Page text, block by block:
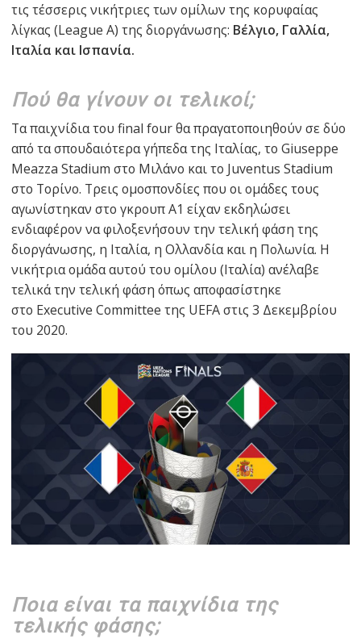
τις τέσσερις νικήτριες των ομίλων της κορυφαίας
λίγκας (League A) της διοργάνωσης: Βέλγιο, Γαλλία,
Ιταλία και Ισπανία.
Πού θα γίνουν οι τελικοί;
Τα παιχνίδια του final four θα πραγατοποιηθούν σε δύο
από τα σπουδαιότερα γήπεδα της Ιταλίας, το Giuseppe
Meazza Stadium στο Μιλάνο και το Juventus Stadium
στο Τορίνο. Τρεις ομοσπονδίες που οι ομάδες τους
αγωνίστηκαν στο γκρουπ A1 είχαν εκδηλώσει
ενδιαφέρον να φιλοξενήσουν την τελική φάση της
διοργάνωσης, η Ιταλία, η Ολλανδία και η Πολωνία. Η
νικήτρια ομάδα αυτού του ομίλου (Ιταλία) ανέλαβε
τελικά την τελική φάση όπως αποφασίστηκε
στο Executive Committee της UEFA στις 3 Δεκεμβρίου
του 2020.
Ποια είναι τα παιχνίδια της
τελικής φάσης;